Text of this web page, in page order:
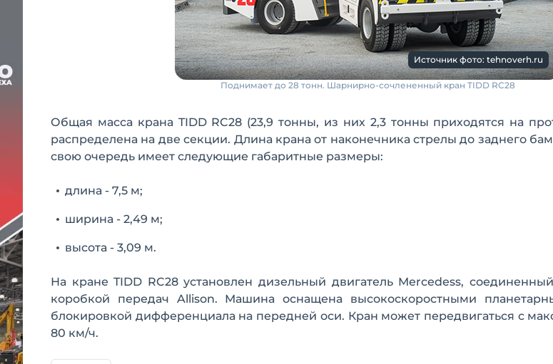
Источник фото: tehnoverh.ru
Поднимает до 28 тонн. Шарнирно-сочлененный кран TIDD RC28
Общая масса крана TIDD RC28 (23,9 тонны, из них 2,3 тонны приходятся на
распределена на две секции. Длина крана от наконечника стрелы до заднего
свою очередь имеет следующие габаритные размеры:
длина - 7,5 м;
ширина - 2,49 м;
высота - 3,09 м.
На кране TIDD RC28 установлен дизельный двигатель Mercedess,
коробкой передач Allison. Машина оснащена высокоскоростными
блокировкой дифференциала на передней оси. Кран может передвигаться с
80 км/ч.